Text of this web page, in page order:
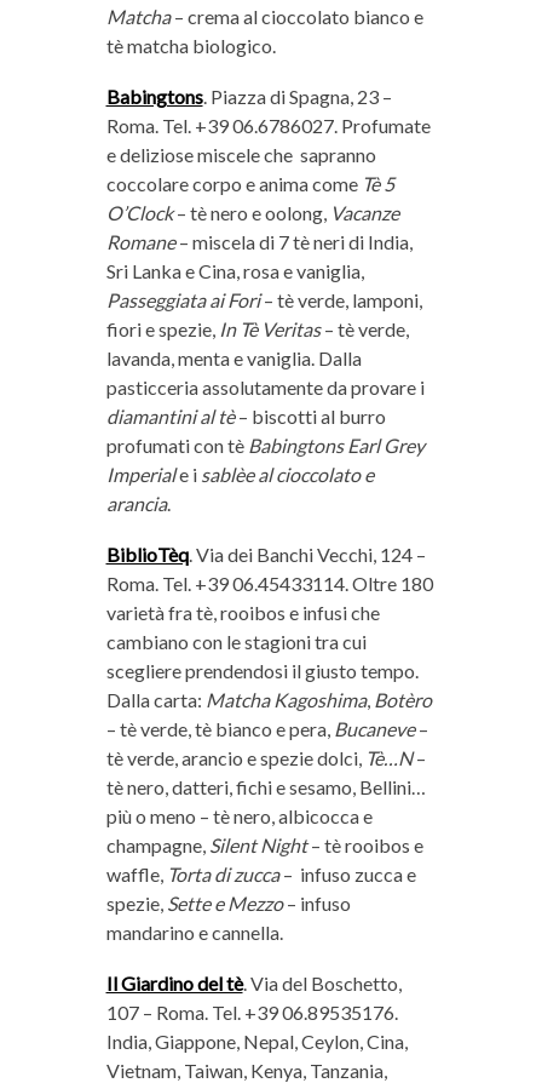
Matcha– crema al cioccolato bianco e
tè matcha biologico.
Babingtons. Piazza di Spagna, 23 –
Roma. Tel. +39 06.6786027. Profumate
e deliziose miscele che sapranno
coccolare corpo e anima come Tè 5
O’Clock– tè nero e oolong, Vacanze
Romane– miscela di 7 tè neri di India,
Sri Lanka e Cina, rosa e vaniglia,
Passeggiata ai Fori– tè verde, lamponi,
fiori e spezie, In Tè Veritas– tè verde,
lavanda, menta e vaniglia. Dalla
pasticceria assolutamente da provare i
diamantini al tè– biscotti al burro
profumati con tè Babingtons Earl Grey
Imperiale i sablèe al cioccolato e
arancia.
BiblioTèq. Via dei Banchi Vecchi, 124 –
Roma. Tel. +39 06.45433114. Oltre 180
varietà fra tè, rooibos e infusi che
cambiano con le stagioni tra cui
scegliere prendendosi il giusto tempo.
Dalla carta: Matcha Kagoshima, Botèro
– tè verde, tè bianco e pera, Bucaneve–
tè verde, arancio e spezie dolci, Tè…N–
tè nero, datteri, fichi e sesamo, Bellini…
più o meno – tè nero, albicocca e
champagne, Silent Night– tè rooibos e
waffle, Torta di zucca– infuso zucca e
spezie, Sette e Mezzo– infuso
mandarino e cannella.
Il Giardino del tè. Via del Boschetto,
107 – Roma. Tel. +39 06.89535176.
India, Giappone, Nepal, Ceylon, Cina,
Vietnam, Taiwan, Kenya, Tanzania,